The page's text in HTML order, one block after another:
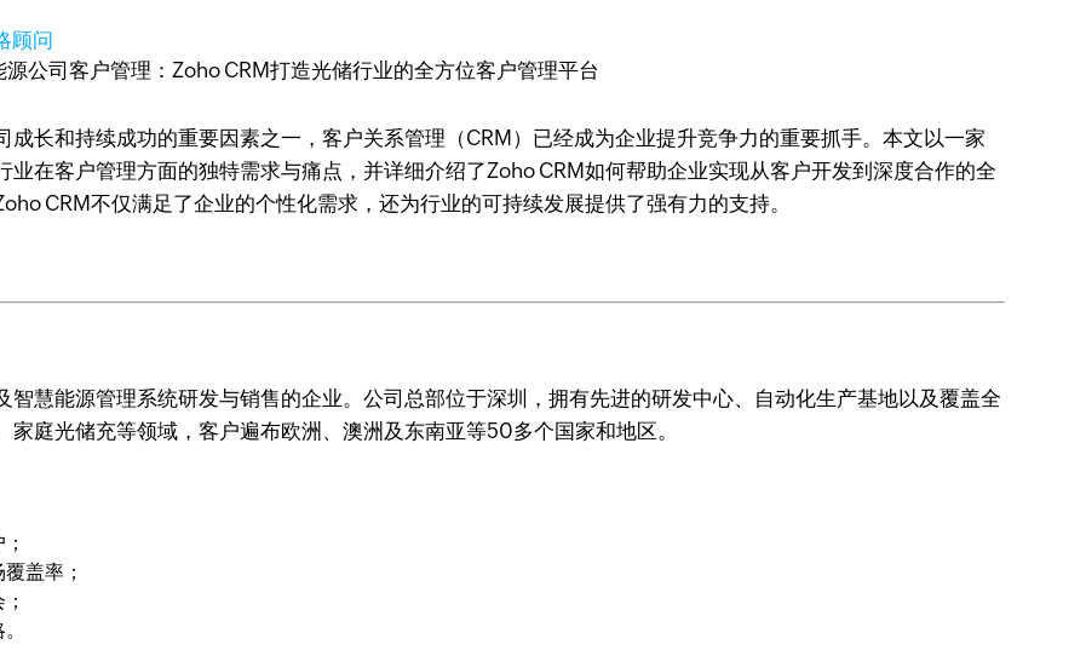
顾问
长和持续成功的重要因素之一，客户关系管理（CRM）已经成为企业提升竞争力的重要抓手。本文以一家
在客户管理方面的独特需求与痛点，并详细介绍了Zoho CRM如何帮助企业实现从客户开发到深度合作的全
CRM不仅满足了企业的个性化需求，还为行业的可持续发展提供了强有力的支持。
慧能源管理系统研发与销售的企业。公司总部位于深圳，拥有先进的研发中心、自动化生产基地以及覆盖全
庭光储充等领域，客户遍布欧洲、澳洲及东南亚等50多个国家和地区。
盖率；